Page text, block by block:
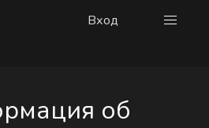
Вход
об